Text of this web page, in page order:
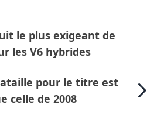
le plus exigeant de
les V6 hybrides
pour le titre est
celle de 2008